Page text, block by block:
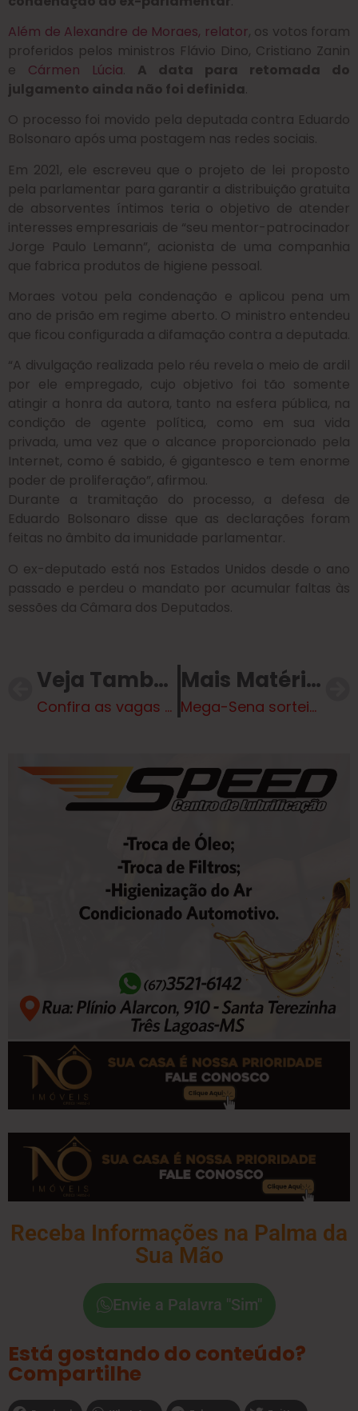
Além de Alexandre de Moraes, relator, os votos foram
proferidos pelos ministros Flávio Dino, Cristiano Zanin
e Cármen Lúcia. A data para retomada do
julgamento ainda não foi definida.
O processo foi movido pela deputada contra Eduardo
Bolsonaro após uma postagem nas redes sociais.
Em 2021, ele escreveu que o projeto de lei proposto
pela parlamentar para garantir a distribuição gratuita
de absorventes íntimos teria o objetivo de atender
interesses empresariais de “seu mentor-patrocinador
Jorge Paulo Lemann”, acionista de uma companhia
que fabrica produtos de higiene pessoal.
Moraes votou pela condenação e aplicou pena um
ano de prisão em regime aberto. O ministro entendeu
que ficou configurada a difamação contra a deputada.
“A divulgação realizada pelo réu revela o meio de ardil
por ele empregado, cujo objetivo foi tão somente
atingir a honra da autora, tanto na esfera pública, na
condição de agente política, como em sua vida
privada, uma vez que o alcance proporcionado pela
Internet, como é sabido, é gigantesco e tem enorme
poder de proliferação”, afirmou.
Durante a tramitação do processo, a defesa de
Eduardo Bolsonaro disse que as declarações foram
feitas no âmbito da imunidade parlamentar.
O ex-deputado está nos Estados Unidos desde o ano
passado e perdeu o mandato por acumular faltas às
sessões da Câmara dos Deputados.
Veja Também
Confira as vagas de emprego nesta quinta-feira em Três Lagoas e região
Mais Matérias
Mega-Sena sorteia nesta quinta-feira prêmio acumulado em R$ 70 milhões
Receba Informações na Palma da
Sua Mão
Envie a Palavra "Sim"
Está gostando do conteúdo?
Compartilhe